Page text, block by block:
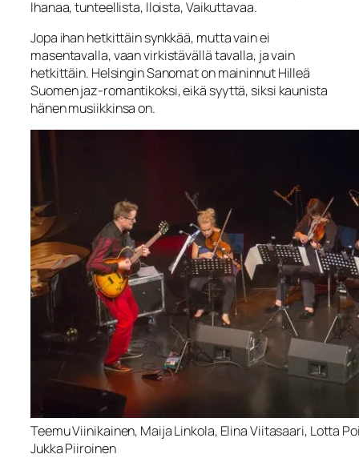
Ihanaa, tunteellista, Iloista, Vaikuttavaa.
Jopa ihan hetkittäin synkkää, mutta vain ei
masentavalla, vaan virkistävällä tavalla, ja vain
hetkittäin. Helsingin Sanomat on maininnut Hilleä
Suomen jaz-romantikoksi, eikä syyttä, siksi kaunista
hänen musiikkinsa on.
Teemu Viinikainen, Maija Linkola, Elina Viitasaari, Lotta
Jukka Piiroinen